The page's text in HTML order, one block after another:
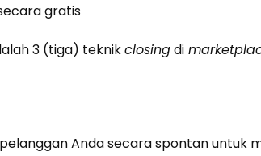
gratis
3 (tiga) teknikclosingdi
Anda secara spontan untuk